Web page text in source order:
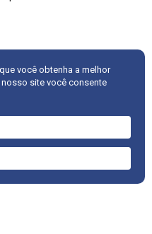
você obtenha a melhor
site você consente
de ajuda?
agora